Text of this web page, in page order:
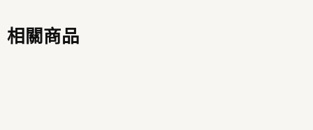
相關商品